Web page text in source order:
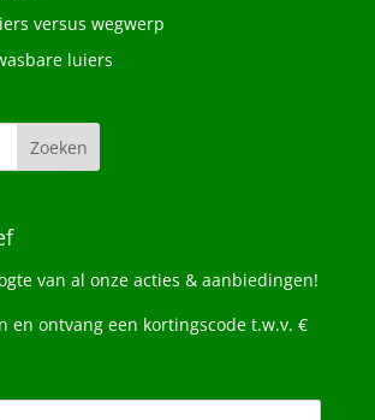
versus wegwerp
luiers
van al onze acties & aanbiedingen!
en ontvang een kortingscode t.w.v. €